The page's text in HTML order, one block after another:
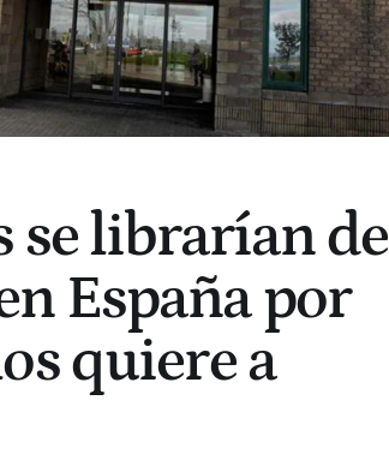
se librarían de
España por
quiere a